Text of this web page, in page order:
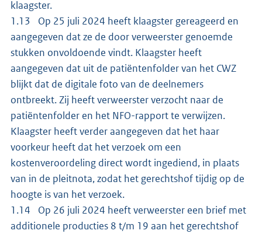
klaagster.
1.13 Op 25 juli 2024 heeft klaagster gereageerd en
aangegeven dat ze de door verweerster genoemde
stukken onvoldoende vindt. Klaagster heeft
aangegeven dat uit de patiëntenfolder van het CWZ
blijkt dat de digitale foto van de deelnemers
ontbreekt. Zij heeft verweerster verzocht naar de
patiëntenfolder en het NFO-rapport te verwijzen.
Klaagster heeft verder aangegeven dat het haar
voorkeur heeft dat het verzoek om een
kostenveroordeling direct wordt ingediend, in plaats
van in de pleitnota, zodat het gerechtshof tijdig op de
hoogte is van het verzoek.
1.14 Op 26 juli 2024 heeft verweerster een brief met
additionele producties 8 t/m 19 aan het gerechtshof